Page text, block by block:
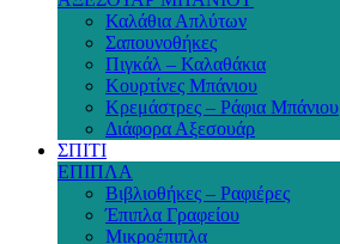
Καλάθια Απλύτων
Σαπουνοθήκες
Πιγκάλ – Καλαθάκια
Κουρτίνες Μπάνιου
Κρεμάστρες – Ράφια Μπάνιου
Διάφορα Αξεσουάρ
ΣΠΙΤΙ
ΕΠΙΠΛΑ
Βιβλιοθήκες – Ραφιέρες
Έπιπλα Γραφείου
Μικροέπιπλα